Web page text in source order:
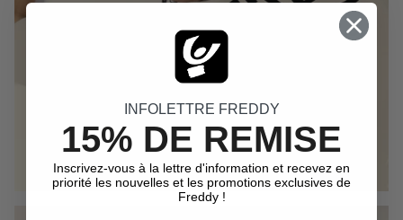
INFOLETTRE FREDDY
15% DE REMISE
Inscrivez-vous à la lettre d'information et recevez en
priorité les nouvelles et les promotions exclusives de
Freddy !